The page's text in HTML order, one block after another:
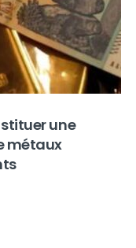
une
métaux